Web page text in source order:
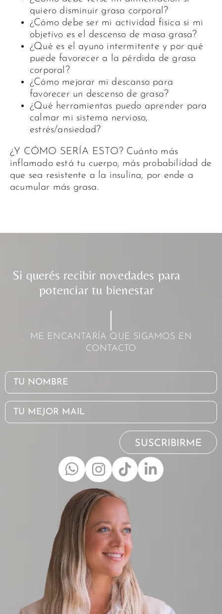
quiero disminuir grasa corporal?
¿Cómo debe ser mi actividad física si mi
objetivo es el descenso de masa grasa?
¿Qué es el ayuno intermitente y por qué
puede favorecer a la pérdida de grasa
corporal?
¿Cómo mejorar mi descanso para
favorecer un descenso de grasa?
¿Qué herramientas puedo aprender para
calmar mi sistema nervioso,
estrés/ansiedad?
¿Y CÓMO SERÍA ESTO? Cuánto más
inflamado está tu cuerpo, más probabilidad de
que sea resistente a la insulina, por ende a
acumular más grasa.
Si querés recibir novedades para
potenciar tu bienestar
ME ENCANTARÍA QUE SIGAMOS EN
CONTACTO